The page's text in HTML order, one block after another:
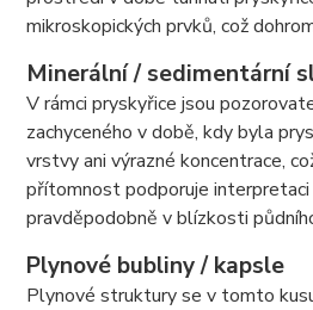
mikroskopických prvků, což
Minerální / sedimentární
V rámci pryskyřice jsou
zachyceného v době, kdy byla
vrstvy ani výrazné koncentrace,
přítomnost podporuje
pravděpodobně v blízkosti
Plynové bubliny / kapsle
Plynové struktury se v tomto